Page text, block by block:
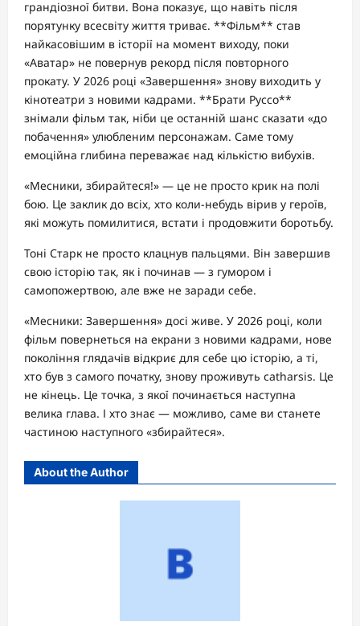
грандіозної битви. Вона показує, що навіть після
порятунку всесвіту життя триває. **Фільм** став
найкасовішим в історії на момент виходу, поки
«Аватар» не повернув рекорд після повторного
прокату. У 2026 році «Завершення» знову виходить у
кінотеатри з новими кадрами. **Брати Руссо**
знімали фільм так, ніби це останній шанс сказати «до
побачення» улюбленим персонажам. Саме тому
емоційна глибина переважає над кількістю вибухів.
«Месники, збирайтеся!» — це не просто крик на полі
бою. Це заклик до всіх, хто коли-небудь вірив у героїв,
які можуть помилитися, встати і продовжити боротьбу.
Тоні Старк не просто клацнув пальцями. Він завершив
свою історію так, як і починав — з гумором і
самопожертвою, але вже не заради себе.
«Месники: Завершення» досі живе. У 2026 році, коли
фільм повернеться на екрани з новими кадрами, нове
покоління глядачів відкриє для себе цю історію, а ті,
хто був з самого початку, знову проживуть catharsis. Це
не кінець. Це точка, з якої починається наступна
велика глава. І хто знає — можливо, саме ви станете
частиною наступного «збирайтеся».
About the Author